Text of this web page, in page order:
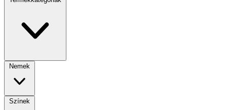
Nemek
Színek